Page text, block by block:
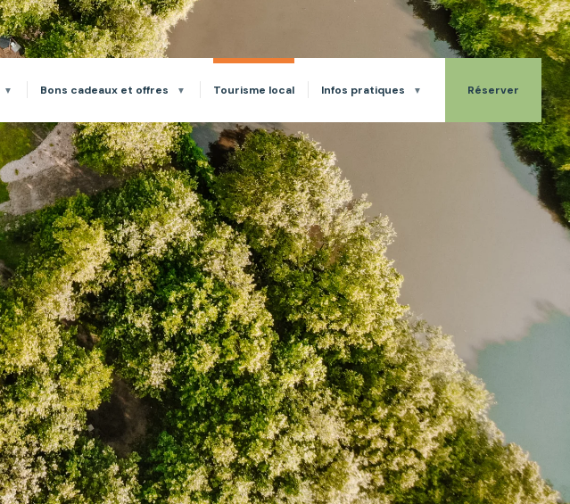
Bons cadeaux et offres Tourisme local Infos pratiques Réserver